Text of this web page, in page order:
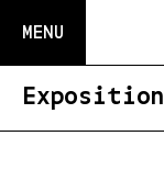
MENU
Exposition